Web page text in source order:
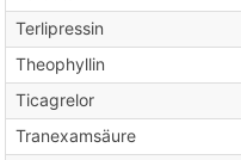
Terlipressin
Theophyllin
Ticagrelor
Tranexamsäure